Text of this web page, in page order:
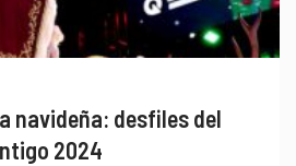
navideña: desfiles del
2024